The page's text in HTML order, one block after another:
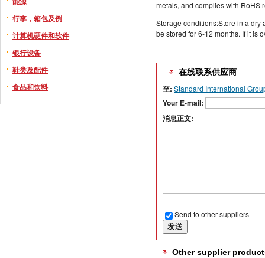
行李，箱包及例
计算机硬件和软件
银行设备
鞋类及配件
食品和饮料
metals, and complies with RoHS
Storage conditions:Store in a dry
be stored for 6-12 months. If it is
在线联系供应商
至: Standard International
Your E-mail:
消息正文:
Send to other suppliers
Other supplier